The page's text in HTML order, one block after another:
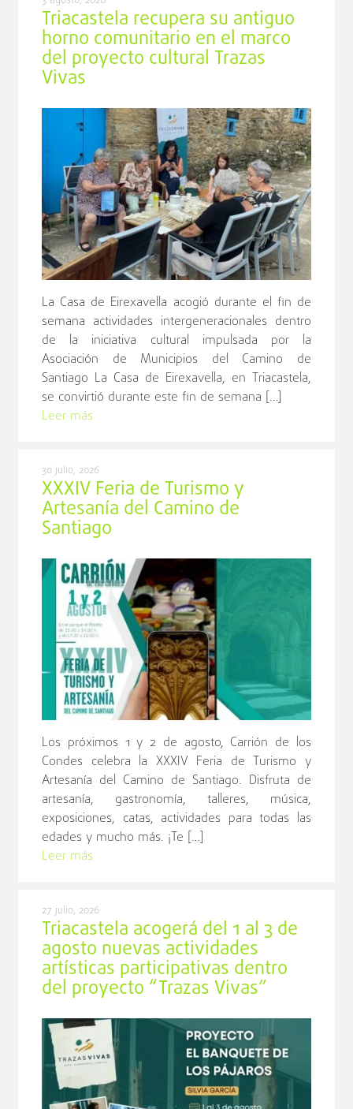
Triacastela recupera su antiguo
horno comunitario en el marco
del proyecto cultural Trazas
Vivas
La Casa de Eirexavella acogió durante el fin de
semana actividades intergeneracionales dentro
de la iniciativa cultural impulsada por la
Asociación de Municipios del Camino de
Santiago La Casa de Eirexavella, en Triacastela,
se convirtió durante este fin de semana […]
Leer más
30 julio, 2026
XXXIV Feria de Turismo y
Artesanía del Camino de
Santiago
Los próximos 1 y 2 de agosto, Carrión de los
Condes celebra la XXXIV Feria de Turismo y
Artesanía del Camino de Santiago. Disfruta de
artesanía, gastronomía, talleres, música,
exposiciones, catas, actividades para todas las
edades y mucho más. ¡Te […]
Leer más
27 julio, 2026
Triacastela acogerá del 1 al 3 de
agosto nuevas actividades
artísticas participativas dentro
del proyecto “Trazas Vivas”